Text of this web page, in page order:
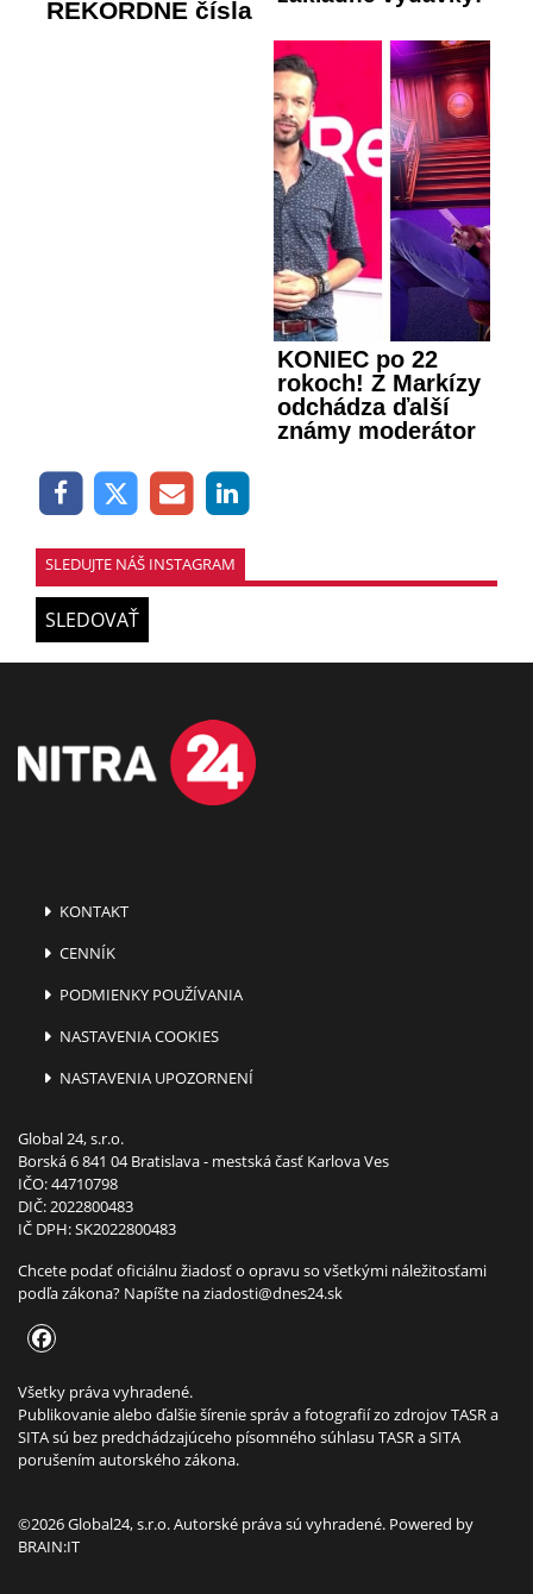
REKORDNÉ čísla
KONIEC po 22
rokoch! Z Markízy
odchádza ďalší
známy moderátor
SLEDUJTE NÁŠ INSTAGRAM
SLEDOVAŤ
KONTAKT
CENNÍK
PODMIENKY POUŽÍVANIA
NASTAVENIA COOKIES
NASTAVENIA UPOZORNENÍ
Global 24, s.r.o.
Borská 6 841 04 Bratislava - mestská časť Karlova Ves
IČO: 44710798
DIČ: 2022800483
IČ DPH: SK2022800483
Chcete podať oficiálnu žiadosť o opravu so všetkými náležitosťami
podľa zákona? Napíšte naziadosti@dnes24.sk
Všetky práva vyhradené.
Publikovanie alebo ďalšie šírenie správ a fotografií zo zdrojov TASR a
SITA sú bez predchádzajúceho písomného súhlasu TASR a SITA
porušením autorského zákona.
©2026 Global24, s.r.o. Autorské práva sú vyhradené. Powered by
BRAIN:IT